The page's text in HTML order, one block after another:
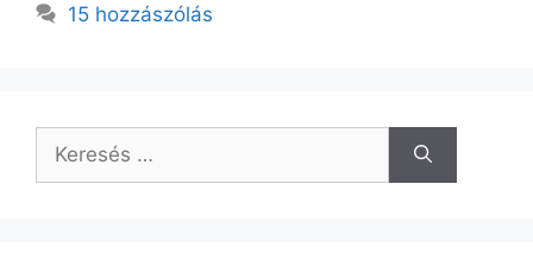
15 hozzászólás
Keresés: